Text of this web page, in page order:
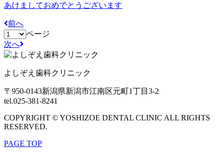
あけましておめでとうございます
前へ
ページ
次へ
よしぞえ歯科クリニック
〒950-0143新潟県新潟市江南区元町1丁目3-2
tel.025-381-8241
COPYRIGHT © YOSHIZOE DENTAL CLINIC ALL RIGHTS
RESERVED.
PAGE TOP